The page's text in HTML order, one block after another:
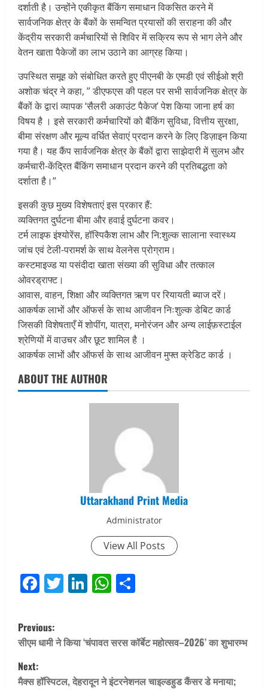
दर्शाती है। उन्होंने एकीकृत बैंकिंग समाधान विकसित करने में
सार्वजनिक क्षेत्र के बैंकों के समन्वित प्रयासों की सराहना की और
केंद्रीय सरकारी कर्मचारियों से शिविर में सक्रिय रूप से भाग लेने और
वेतन खाता पैकेजों का लाभ उठाने का आग्रह किया।
उपस्थित समूह को संबोधित करते हुए पीएनबी के एमडी एवं सीईओ श्री
अशोक चंद्र ने कहा, ” डीएफएस की पहल पर सभी सार्वजनिक क्षेत्र के
बैंकों के द्वारI व्यापक ‘सैलरी अकाउंट पैकेज’ पेश किया जाना हर्ष का
विषय है । इसे सरकारी कर्मचारियों को बैंकिंग सुविधा, वित्तीय सुरक्षा,
बीमा संरक्षण और मूल्य वर्धित सेवाएं प्रदान करने के लिए डिज़ाइन किया
गया है। यह कैंप सार्वजनिक क्षेत्र के बैंकों द्वारा साझेदारी में सुलभ और
कर्मचारी-केंद्रित बैंकिंग समाधान प्रदान करने की प्रतिबद्धता को
दर्शाता है।”
इसकी कुछ मुख्य विशेषताएं इस प्रकार हैं:
व्यक्तिगत दुर्घटना बीमा और हवाई दुर्घटना कवर।
टर्म लाइफ इंश्योरेंस, हॉस्पिकैश लाभ और नि:शुल्क सालाना स्वास्थ्य
जांच एवं टेली-परामर्श के साथ वेलनेस प्रोग्राम।
कस्टमाइज्ड या पसंदीदा खाता संख्या की सुविधा और तत्काल
ओवरड्राफ्ट।
आवास, वाहन, शिक्षा और व्यक्तिगत ऋण पर रियायती ब्याज दरें।
आकर्षक लाभों और ऑफर्स के साथ आजीवन निःशुल्क डेबिट कार्ड
जिसकी विशेषताएँ में शोपींग, यात्रा, मनोरंजन और अन्य लाईफ़स्टाईल
श्रेणियों में वाउचर और छूट शामिल है ।
आकर्षक लाभों और ऑफर्स के साथ आजीवन मुफ्त क्रेडिट कार्ड ।
ABOUT THE AUTHOR
Uttarakhand Print Media
Administrator
View All Posts
Facebook
Twitter
LinkedIn
WhatsApp
P
o
s
Previous:
सीएम धामी ने किया ‘चंपावत सरस कॉर्बेट महोत्सव–2026’ का शुभारम्भ
Next:
मैक्स हॉस्पिटल, देहरादून ने इंटरनेशनल चाइल्डहुड कैंसर डे मनाया;